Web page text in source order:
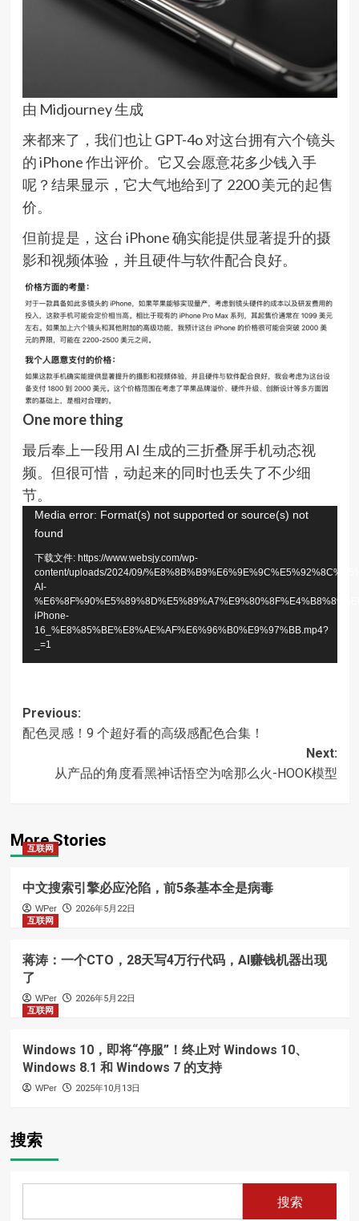
由 Midjourney 生成
来都来了，我们也让 GPT-4o 对这台拥有六个镜头
的 iPhone 作出评价。它又会愿意花多少钱入手
呢？结果显示，它大气地给到了 2200 美元的起售
价。
但前提是，这台 iPhone 确实能提供显著提升的摄
影和视频体验，并且硬件与软件配合良好。
One more thing
最后奉上一段用 AI 生成的三折叠屏手机动态视
频。但很可惜，动起来的同时也丢失了不少细
节。
视
频
放
器
Media error: Format(s) not supported or source(s) not
found
下载文件: https://www.websjy.com/wp-
content/uploads/2024/09/
AI-
iPhone-
16_%E8%85%BE%E8%AE%AF%E6%96%B0%E9%97%BB.mp4?
_=1
Post
navigation
Previous:
配色灵感！9 个超好看的高级感配色合集！
Next:
从产品的角度看黑神话悟空为啥那么火-HOOK模型
More Stories
互联网
中文搜索引擎必应沦陷，前5条基本全是病毒
WPer
2026年5月22日
互联网
蒋涛：一个CTO，28天写4万行代码，AI赚钱机器出现
了
WPer
2026年5月22日
互联网
Windows 10，即将“停服”！终止对 Windows 10、
Windows 8.1 和 Windows 7 的支持
WPer 2025年10月13日
搜索
搜索